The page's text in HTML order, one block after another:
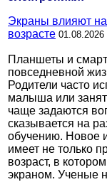
Экраны влияют
возрасте 01.08.2026
Планшеты и
повседневной
Родители часто
малыша или
чаще задаются
сказывается на
обучению. Новое
имеет не только
возраст, в
экраном. Ученые